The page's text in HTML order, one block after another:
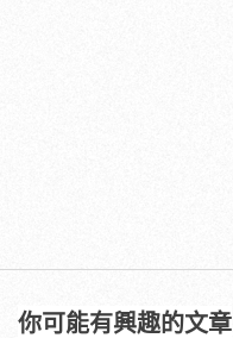
你可能有興趣的文章